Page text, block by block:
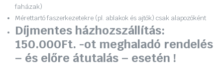
faházak)
Mérettartó faszerkezetekre (pl. ablakok és ajtók) csak alapozóként
Díjmentes házhozszállítás:
150.000Ft. -ot meghaladó rendelés
– és előre átutalás – esetén !